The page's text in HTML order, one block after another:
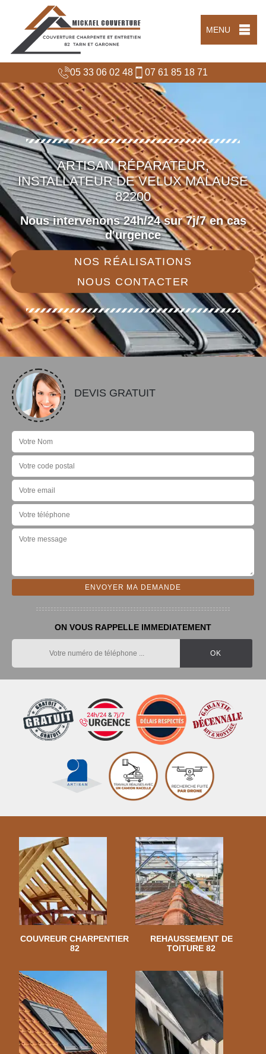
MENU
05 33 06 02 48 07 61 85 18 71
ARTISAN RÉPARATEUR,
INSTALLATEUR DE VELUX MALAUSE
82200
Nous intervenons 24h/24 sur 7j/7 en cas
d'urgence
NOS RÉALISATIONS
NOUS CONTACTER
DEVIS GRATUIT
ON VOUS RAPPELLE IMMEDIATEMENT
COUVREUR CHARPENTIER
82
REHAUSSEMENT DE
TOITURE 82